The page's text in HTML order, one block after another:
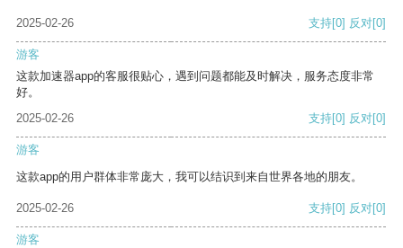
2025-02-26 支持[0] 反对[0]
游客
这款加速器app的客服很贴心，遇到问题都能及时解决，服务态度非常
好。
2025-02-26
支持[0] 反对[0]
游客
这款app的用户群体非常庞大，我可以结识到来自世界各地的朋友。
2025-02-26 支持[0] 反对[0]
游客